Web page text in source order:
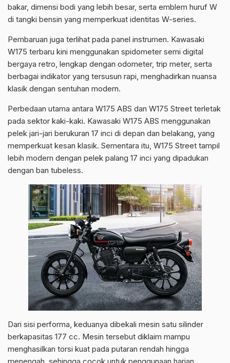
bakar, dimensi bodi yang lebih besar, serta emblem huruf W
di tangki bensin yang memperkuat identitas W-series.
Pembaruan juga terlihat pada panel instrumen. Kawasaki
W175 terbaru kini menggunakan spidometer semi digital
bergaya retro, lengkap dengan odometer, trip meter, serta
berbagai indikator yang tersusun rapi, menghadirkan nuansa
klasik dengan sentuhan modern.
Perbedaan utama antara W175 ABS dan W175 Street terletak
pada sektor kaki-kaki. Kawasaki W175 ABS menggunakan
pelek jari-jari berukuran 17 inci di depan dan belakang, yang
memperkuat kesan klasik. Sementara itu, W175 Street tampil
lebih modern dengan pelek palang 17 inci yang dipadukan
dengan ban tubeless.
Dari sisi performa, keduanya dibekali mesin satu silinder
berkapasitas 177 cc. Mesin tersebut diklaim mampu
menghasilkan torsi kuat pada putaran rendah hingga
menengah, sehingga cocok untuk penggunaan harian